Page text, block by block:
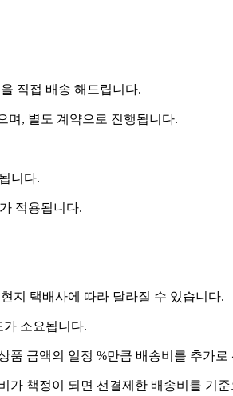
직접 배송 해드립니다.
며, 별도 계약으로 진행됩니다.
니다.
적용됩니다.
지 택배사에 따라 달라질 수 있습니다.
소요됩니다.
금액의 일정 %만큼 배송비를 추가로
책정이 되면 선결제한 배송비를 기